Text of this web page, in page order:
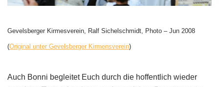
Gevelsberger Kirmesverein, Ralf Sichelschmidt, Photo – Jun 2008
(Original unter Gevelsberger Kirmensverein)
Auch Bonni begleitet Euch durch die hoffentlich wieder